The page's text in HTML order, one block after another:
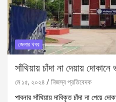
জেলার খবর
সাঁথিয়ায় চাঁদা না দেয়ায়
মে ১৫, ২০২৪
নিজস্ব প্রতিবেদক
পাবনার সাঁথিয়ায় দাবিকৃত চাঁদা না পেয়ে